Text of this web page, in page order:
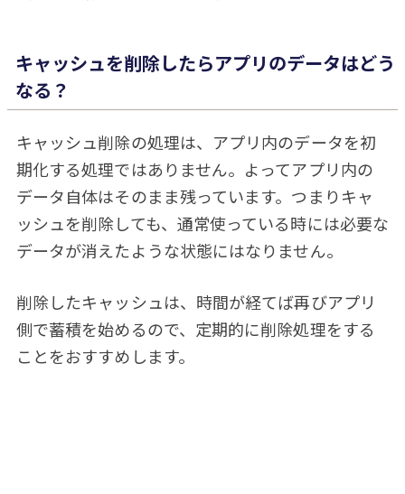
キャッシュを削除したらアプリのデータはどう
なる？
キャッシュ削除の処理は、アプリ内のデータを初
期化する処理ではありません。よってアプリ内の
データ自体はそのまま残っています。つまりキャ
ッシュを削除しても、通常使っている時には必要な
データが消えたような状態にはなりません。
削除したキャッシュは、時間が経てば再びアプリ
側で蓄積を始めるので、定期的に削除処理をする
ことをおすすめします。